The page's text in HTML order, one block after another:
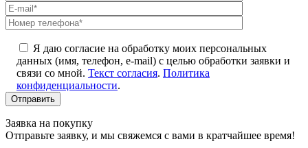
Я даю согласие на обработку моих персональных
данных (имя, телефон, e-mail) с целью обработки заявки и
связи со мной. Текст согласия. Политика
конфиденциальности.
Заявка на покупку
Отправьте заявку, и мы свяжемся с вами в кратчайшее время!